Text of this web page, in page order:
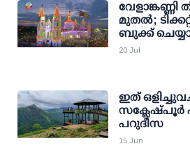
വേളാങ്കണ്ണി
മുതല്‍;
ബുക്ക്
20 Jul
ഇത്
സക്ലേഷ്പൂര്‍
പറുദീസ
15 Jun